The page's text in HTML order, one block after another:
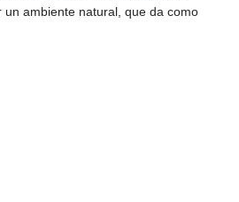
un ambiente natural, que da como